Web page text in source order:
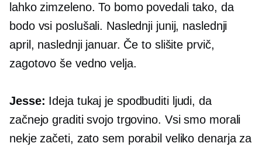
lahko zimzeleno. To bomo povedali tako, da
bodo vsi poslušali. Naslednji junij, naslednji
april, naslednji januar. Če to slišite prvič,
zagotovo še vedno velja.
Jesse: Ideja tukaj je spodbuditi ljudi, da
začnejo graditi svojo trgovino. Vsi smo morali
nekje začeti, zato sem porabil veliko denarja za